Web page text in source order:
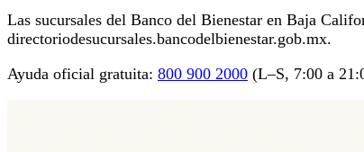
Las sucursales del Banco del Bienestar en Baja
directoriodesucursales.bancodelbienestar.gob.mx.
Ayuda oficial gratuita: 800 900 2000 (L–S, 7:00 a